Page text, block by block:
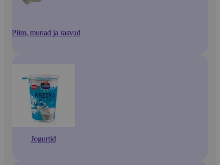
Piim, munad ja rasvad
Jogurtid